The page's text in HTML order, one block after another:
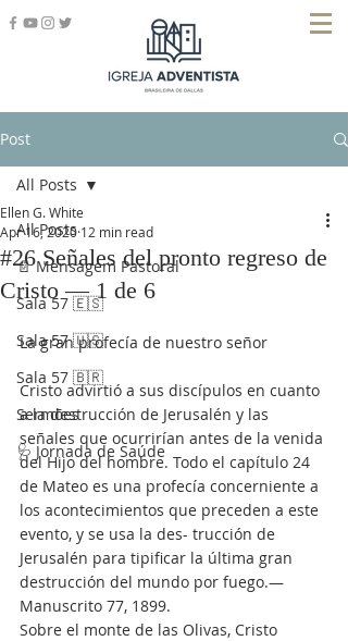
Post
All Posts
📄 Mensagem Pastoral
Sala 57 🇪🇸
Sala 57 🇺🇸
Sala 57 🇧🇷
Sermões
🩺 Jornada de Saúde
All Posts
#26 Señales del pronto regreso de
Cristo — 1 de 6
Ellen G. White
Apr 16, 2020 12 min read
La gran profecía de nuestro señor
Cristo advirtió a sus discípulos en cuanto
a la destrucción de Jerusalén y las
señales que ocurrirían antes de la venida
del Hijo del hombre. Todo el capítulo 24
de Mateo es una profecía concerniente a
los acontecimientos que preceden a este
evento, y se usa la des- trucción de
Jerusalén para tipificar la última gran
destrucción del mundo por fuego.—
Manuscrito 77, 1899.
Sobre el monte de las Olivas, Cristo